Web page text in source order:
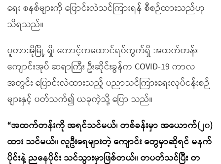
ရေး စနစ်များကို ပြောင်းလဲသင်ကြားရန် စီစဉ်ထားသည်ဟု
သိရသည်။
ပူတာအိုမြို့ ရှိ၊ ကောင့်ကထောင်ရပ်ကွက်ရှိ အထက်တန်း
ကျောင်းအုပ် ဆရာကြီး ဦးဆိုင်းခွန်က COVID-19 ကာလ
အတွင်း ပြောင်းလဲထားသည့် ပညာသင်ကြားရေးလုပ်ငန်းစဉ်
များနှင့် ပတ်သက်၍ ယခုကဲ့သို့ ပြော သည်။
“အထက်တန်းကို အရင်သင်မယ်၊ တစ်ခန်းမှာ အယောက်(၂၀)
ထား သင်မယ်။ လူဦးရေများတဲ့ ကျောင်း တွေမှာဆိုရင် မနက်
ပိုင်းနဲ့ ညနေပိုင်း သင်သွားမှာဖြစ်တယ်။ တပတ်သင်ပြီး တ